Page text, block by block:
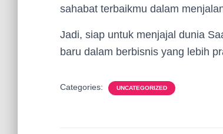
sahabat terbaikmu dalam
Jadi, siap untuk menjajal dunia
baru dalam berbisnis yang lebih
Categories: UNCATEGORIZED